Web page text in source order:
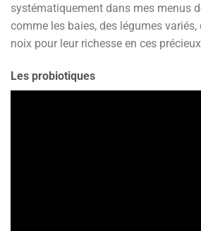
systématiquement dans mes menus
comme les baies, des légumes variés,
noix pour leur richesse en ces
Les probiotiques